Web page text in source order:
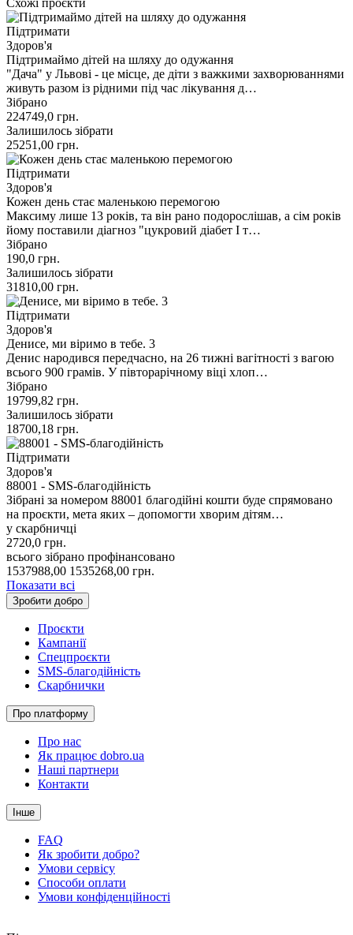
Підтримати
Здоров'я
Підтримаймо дітей на шляху до одужання
"Дача" у Львові - це місце, де діти з важкими захворюваннями
живуть разом із рідними під час лікування д…
Зібрано
224749,0 грн.
Залишилось зібрати
25251,00 грн.
Підтримати
Здоров'я
Кожен день стає маленькою перемогою
Максиму лише 13 років, та він рано подорослішав, а сім років
йому поставили діагноз "цукровий діабет І т…
Зібрано
190,0 грн.
Залишилось зібрати
31810,00 грн.
Підтримати
Здоров'я
Денисе, ми віримо в тебе. 3
Денис народився передчасно, на 26 тижні вагітності з вагою
всього 900 грамів. У півторарічному віці хлоп…
Зібрано
19799,82 грн.
Залишилось зібрати
18700,18 грн.
Підтримати
Здоров'я
88001 - SMS-благодійність
Зібрані за номером 88001 благодійні кошти буде спрямовано
на проєкти, мета яких – допомогти хворим дітям…
у скарбничці
2720,0 грн.
всього зібрано профінансовано
1537988,00 1535268,00 грн.
Показати всі
Зробити добро
Проєкти
Кампанії
Спецпроєкти
SMS-благодійність
Скарбнички
Про платформу
Про нас
Як працює dobro.ua
Наші партнери
Контакти
Інше
FAQ
Як зробити добро?
Умови сервісу
Способи оплати
Умови конфіденційності